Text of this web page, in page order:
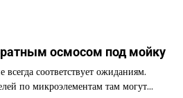
осмосом под мойку
соответствует ожиданиям.
по микроэлементам там могут…